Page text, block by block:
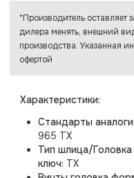
Характеристики:
Стандарты аналоги:
965 TX
Тип шлица/
ключ: TX
*Производитель оставляет
дилера менять, внешний
производства. Указанная
офертой